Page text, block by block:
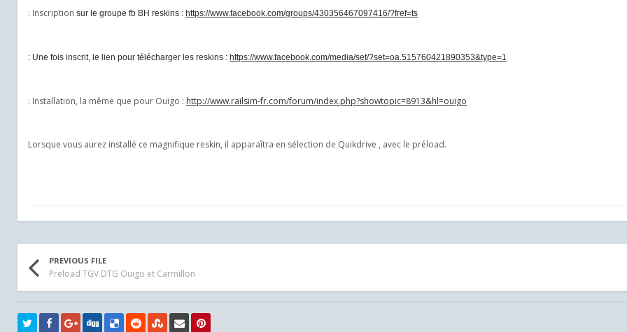
: Inscription sur le groupe fb BH reskins : https://www.facebook.com/groups/430356467097416/?fref=ts
: Une fois inscrit, le lien pour télécharger les reskins : https://www.facebook.com/media/set/?set=oa.515760421890353&type=1
: Installation, la même que pour Ouigo : http://www.railsim-fr.com/forum/index.php?showtopic=8913&hl=ouigo
Lorsque vous aurez installé ce magnifique reskin, il apparaîtra en sélection de Quikdrive , avec le préload.
PREVIOUS FILE
Preload TGV DTG Ouigo et Carmillon